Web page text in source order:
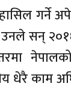
गर्ने
सन् २०१६
धेरै काम